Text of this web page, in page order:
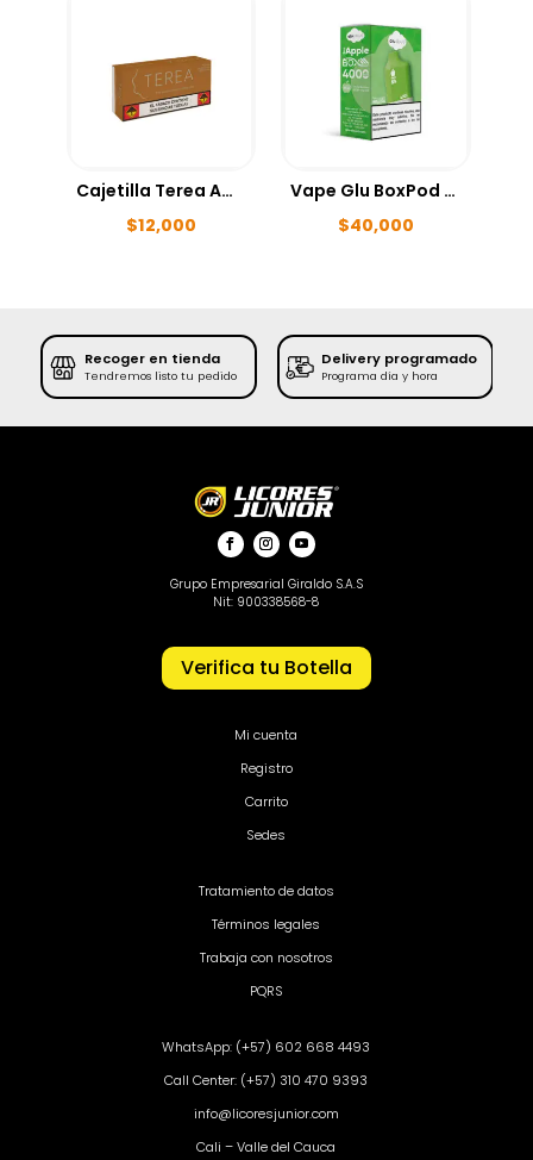
Cajetilla Terea Amber x 20 Cigarrillos
$12,000
Vape Glu BoxPod Sour Apple 4.000 puff
$40,000
Recoger en tienda
Tendremos listo tu pedido
Delivery programado
Programa día y hora
Grupo Empresarial Giraldo S.A.S
Nit: 900338568-8
Verifica tu Botella
Mi cuenta
Registro
Carrito
Sedes
Tratamiento de datos
Términos legales
Trabaja con nosotros
PQRS
WhatsApp: (+57) 602 668 4493
Call Center: (+57) 310 470 9393
info@licoresjunior.com
Cali – Valle del Cauca